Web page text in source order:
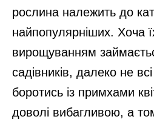
рослина належить до
найпопулярніших. Хоча
вирощуванням
садівників, далеко не
боротись із примхами
доволі вибагливою, а